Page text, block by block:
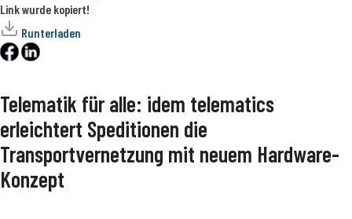
Link wurde kopiert!
Runterladen
Telematik für alle: idem telematics
erleichtert Speditionen die
Transportvernetzung mit neuem Hardware-
Konzept